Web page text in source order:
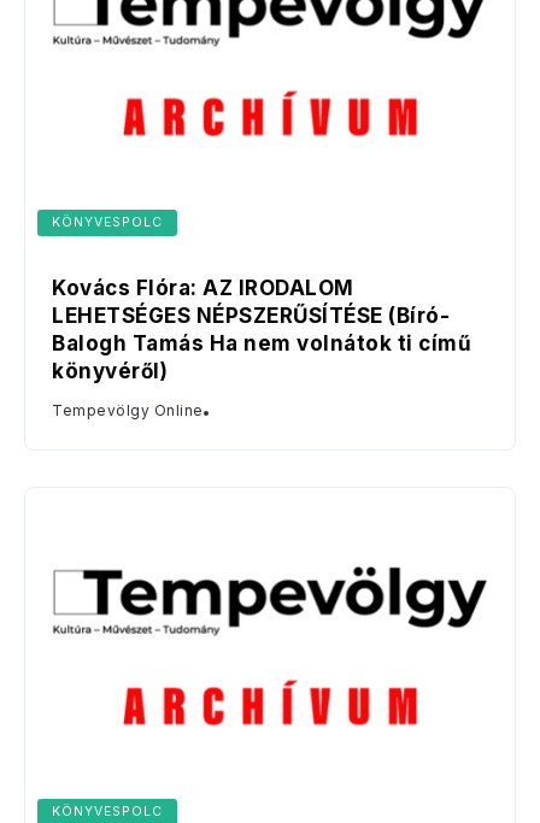
KÖNYVESPOLC
Kovács Flóra: AZ IRODALOM
LEHETSÉGES NÉPSZERŰSÍTÉSE (Bíró-
Balogh Tamás Ha nem volnátok ti című
könyvéről)
Tempevölgy Online
KÖNYVESPOLC